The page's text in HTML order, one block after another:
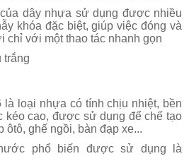
dây nhựa sử dụng được nhiều
khóa đặc biệt, giúp việc đóng và
chỉ với một thao tác nhanh gọn
là màu trắng
loại nhựa có tính chịu nhiệt, bền
kéo cao, được sử dụng để chế tạo
ôtô, ghế ngồi, bàn đạp xe...
phổ biến được sử dụng là